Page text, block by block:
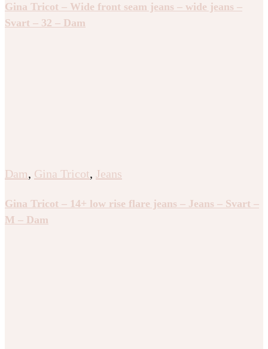
Gina Tricot – Wide front seam jeans – wide jeans –
Svart – 32 – Dam
Dam, Gina Tricot, Jeans
Gina Tricot – 14+ low rise flare jeans – Jeans – Svart –
M – Dam